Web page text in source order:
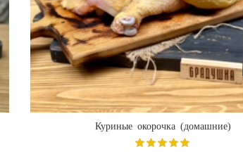
Куриные окорочка (домашние)